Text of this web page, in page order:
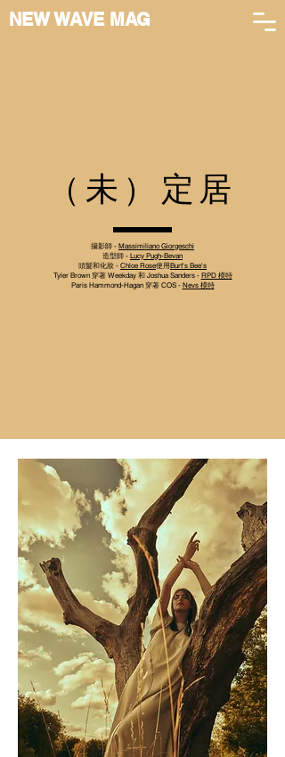
NEW WAVE MAG
（未）定居
攝影師 - Massimiliano Giorgeschi
造型師 - Lucy Pugh-Bevan
頭髮和化妝 - Chloe Rose使用Burt's Bee's
Tyler Brown 穿著 Weekday 和 Joshua Sanders - RPD 模特
Paris Hammond-Hagan 穿著 COS - Nevs 模特